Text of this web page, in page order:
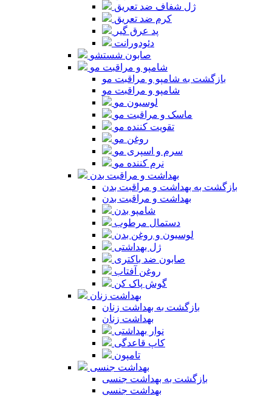
ژل شفاف ضد تعریق
کرم ضد تعریق
پد عرق گیر
دئودورانت
صابون شستشو
شامپو و مراقبت مو
بازگشت به شامپو و مراقبت مو
شامپو و مراقبت مو
لوسیون مو
ماسک و مراقبت مو
تقویت کننده مو
روغن مو
سرم و اسپری مو
نرم کننده مو
بهداشت و مراقبت بدن
بازگشت به بهداشت و مراقبت بدن
بهداشت و مراقبت بدن
شامپو بدن
دستمال مرطوب
لوسیون و روغن بدن
ژل بهداشتی
صابون ضد باکتری
روغن آفتاب
گوش پاک کن
بهداشت زنان
بازگشت به بهداشت زنان
بهداشت زنان
نوار بهداشتی
کاپ قاعدگی
تامپون
بهداشت جنسی
بازگشت به بهداشت جنسی
بهداشت جنسی